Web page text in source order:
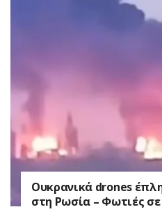
Ουκρανικά drones
στη Ρωσία – Φωτιές σε